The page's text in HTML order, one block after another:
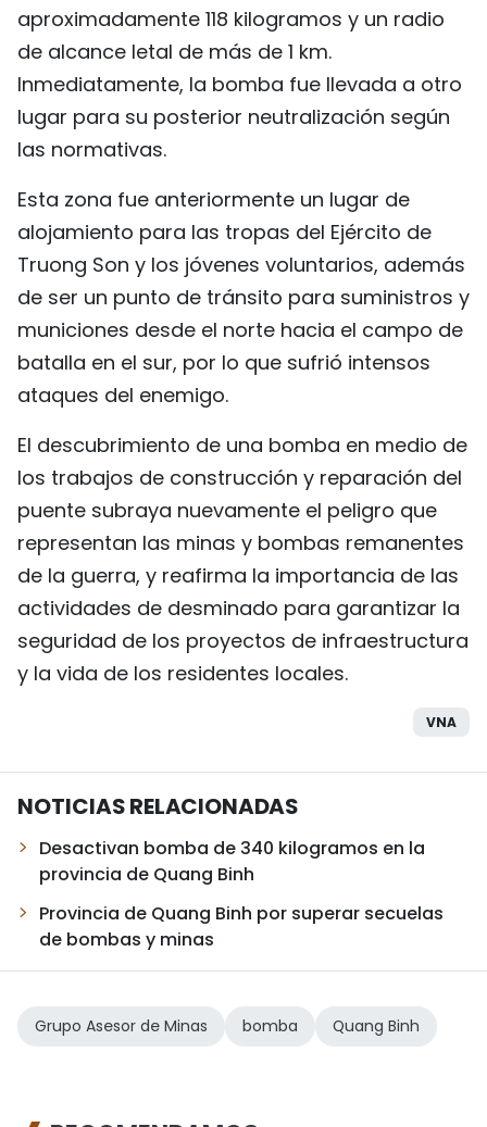
aproximadamente 118 kilogramos y un radio
de alcance letal de más de 1 km.
Inmediatamente, la bomba fue llevada a otro
lugar para su posterior neutralización según
las normativas.
Esta zona fue anteriormente un lugar de
alojamiento para las tropas del Ejército de
Truong Son y los jóvenes voluntarios, además
de ser un punto de tránsito para suministros y
municiones desde el norte hacia el campo de
batalla en el sur, por lo que sufrió intensos
ataques del enemigo.
El descubrimiento de una bomba en medio de
los trabajos de construcción y reparación del
puente subraya nuevamente el peligro que
representan las minas y bombas remanentes
de la guerra, y reafirma la importancia de las
actividades de desminado para garantizar la
seguridad de los proyectos de infraestructura
y la vida de los residentes locales.
VNA
NOTICIAS RELACIONADAS
Desactivan bomba de 340 kilogramos en la
provincia de Quang Binh
Provincia de Quang Binh por superar secuelas
de bombas y minas
Grupo Asesor de Minas bomba Quang Binh